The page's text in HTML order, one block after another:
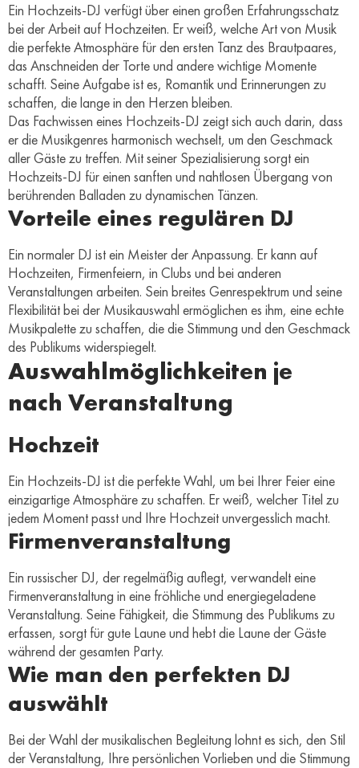
Ein Hochzeits-DJ verfügt über einen großen Erfahrungsschatz
bei der Arbeit auf Hochzeiten. Er weiß, welche Art von Musik
die perfekte Atmosphäre für den ersten Tanz des Brautpaares,
das Anschneiden der Torte und andere wichtige Momente
schafft. Seine Aufgabe ist es, Romantik und Erinnerungen zu
schaffen, die lange in den Herzen bleiben.
Das Fachwissen eines Hochzeits-DJ zeigt sich auch darin, dass
er die Musikgenres harmonisch wechselt, um den Geschmack
aller Gäste zu treffen. Mit seiner Spezialisierung sorgt ein
Hochzeits-DJ für einen sanften und nahtlosen Übergang von
berührenden Balladen zu dynamischen Tänzen.
Vorteile eines regulären DJ
Ein normaler DJ ist ein Meister der Anpassung. Er kann auf
Hochzeiten, Firmenfeiern, in Clubs und bei anderen
Veranstaltungen arbeiten. Sein breites Genrespektrum und seine
Flexibilität bei der Musikauswahl ermöglichen es ihm, eine echte
Musikpalette zu schaffen, die die Stimmung und den Geschmack
des Publikums widerspiegelt.
Auswahlmöglichkeiten je
nach Veranstaltung
Hochzeit
Ein Hochzeits-DJ ist die perfekte Wahl, um bei Ihrer Feier eine
einzigartige Atmosphäre zu schaffen. Er weiß, welcher Titel zu
jedem Moment passt und Ihre Hochzeit unvergesslich macht.
Firmenveranstaltung
Ein russischer DJ, der regelmäßig auflegt, verwandelt eine
Firmenveranstaltung in eine fröhliche und energiegeladene
Veranstaltung. Seine Fähigkeit, die Stimmung des Publikums zu
erfassen, sorgt für gute Laune und hebt die Laune der Gäste
während der gesamten Party.
Wie man den perfekten DJ
auswählt
Bei der Wahl der musikalischen Begleitung lohnt es sich, den Stil
der Veranstaltung, Ihre persönlichen Vorlieben und die Stimmung